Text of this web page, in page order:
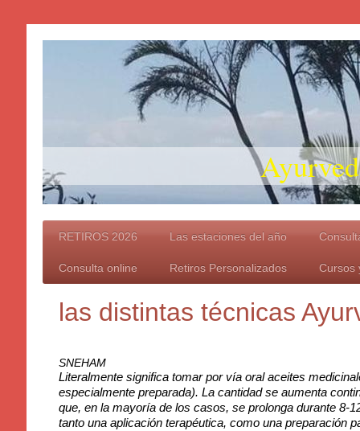
RETIROS 2026 Las estaciones del año
Consulta online Retiros Personalizados Cursos
las distintas técnicas
SNEHAM
Literalmente significa tomar por vía oral aceites
especialmente preparada). La cantidad se aumenta
que, en la mayoría de los casos, se prolonga durante 8-
tanto una aplicación terapéutica, como una preparación